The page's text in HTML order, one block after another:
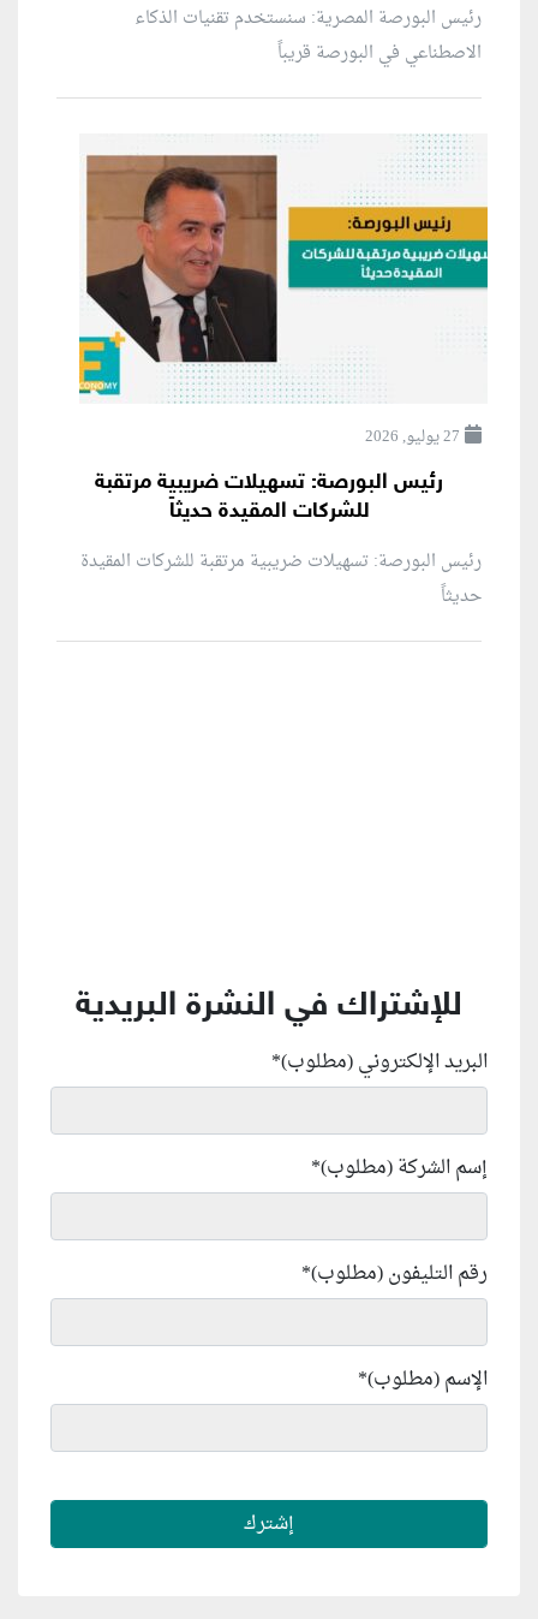
رئيس البورصة المصرية: سنستخدم تقنيات الذكاء
الاصطناعي في البورصة قريباً
27 يوليو, 2026
رئيس البورصة: تسهيلات ضريبية مرتقبة
للشركات المقيدة حديثاً
رئيس البورصة: تسهيلات ضريبية مرتقبة للشركات المقيدة
حديثاً
للإشتراك في النشرة البريدية
البريد الإلكتروني (مطلوب)*
إسم الشركة (مطلوب)*
رقم التليفون (مطلوب)*
الإسم (مطلوب)*